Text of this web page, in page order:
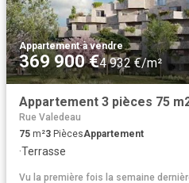
Appartement·à vendre
369 900 €4 932 €/m²
Appartement 3 pièces 75
Rue Valedeau
75 m²3 PiècesAppartement
·Terrasse
Vu la première fois la semaine